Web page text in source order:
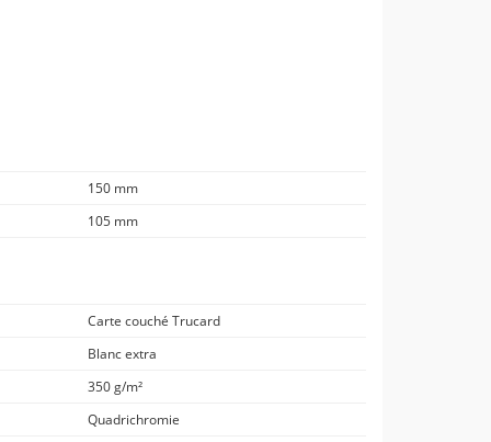
150 mm
105 mm
Carte couché Trucard
Blanc extra
350 g/m²
Quadrichromie